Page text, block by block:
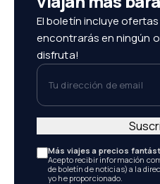
El boletín incluye
encontrarás en ningún
disfruta!
Tu dirección de email
Más viajes a precios
Acepto recibir información
de boletín de noticias) a la
yo he proporcionado.